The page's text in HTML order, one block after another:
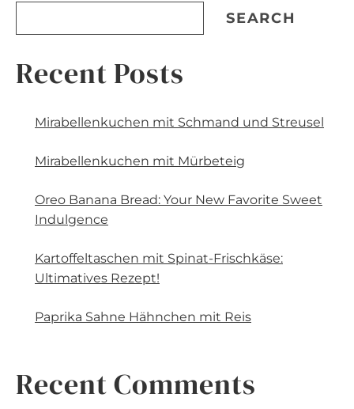
SEARCH
Recent Posts
Mirabellenkuchen mit Schmand und Streusel
Mirabellenkuchen mit Mürbeteig
Oreo Banana Bread: Your New Favorite Sweet
Indulgence
Kartoffeltaschen mit Spinat-Frischkäse:
Ultimatives Rezept!
Paprika Sahne Hähnchen mit Reis
Recent Comments